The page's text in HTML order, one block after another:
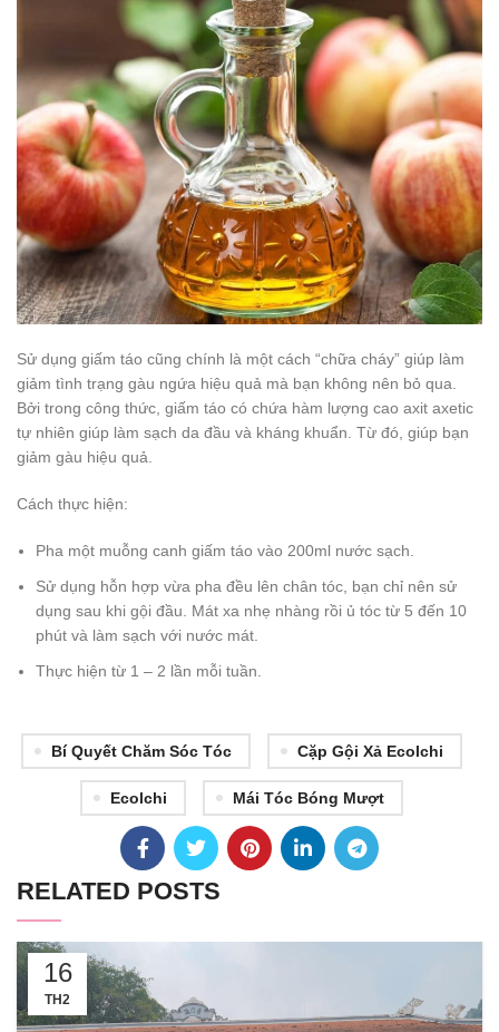
Sử dụng giấm táo cũng chính là một cách “chữa cháy” giúp làm
giảm tình trạng gàu ngứa hiệu quả mà bạn không nên bỏ qua.
Bởi trong công thức, giấm táo có chứa hàm lượng cao axit axetic
tự nhiên giúp làm sạch da đầu và kháng khuẩn. Từ đó, giúp bạn
giảm gàu hiệu quả.
Cách thực hiện:
Pha một muỗng canh giấm táo vào 200ml nước sạch.
Sử dụng hỗn hợp vừa pha đều lên chân tóc, bạn chỉ nên sử
dụng sau khi gội đầu. Mát xa nhẹ nhàng rồi ủ tóc từ 5 đến 10
phút và làm sạch với nước mát.
Thực hiện từ 1 – 2 lần mỗi tuần.
Bí Quyết Chăm Sóc Tóc Cặp Gội Xả Ecolchi
Ecolchi Mái Tóc Bóng Mượt
RELATED POSTS
16
TH2